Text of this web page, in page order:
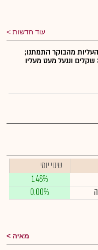
עוד חדשות
מהבוקר התמתנו;
שינוי יומי
1.48%
0.00%
מאיה